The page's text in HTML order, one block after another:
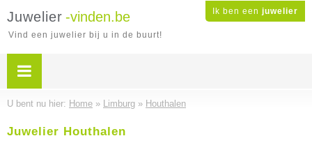
Ik ben een juwelier
Juwelier -vinden.be
Vind een juwelier bij u in de buurt!
U bent nu hier: Home » Limburg » Houthalen
Juwelier Houthalen